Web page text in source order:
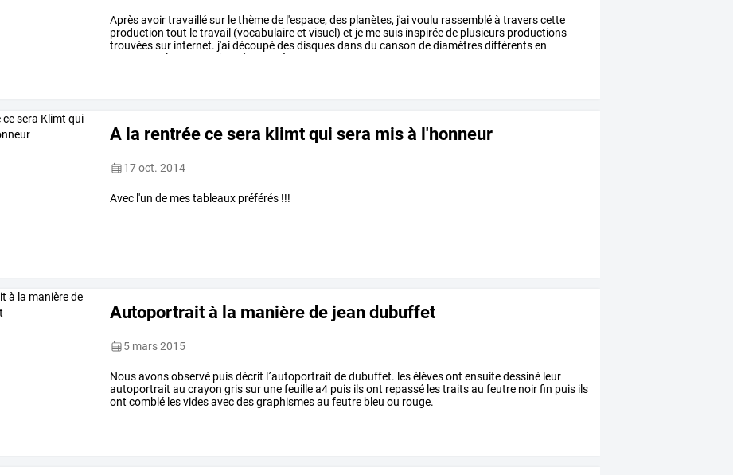
Aprèsavoirtravaillésur lethèmede l'espace,des planètes, j'aivoulu rassembléà traverscette
production tout letravail (vocabulaireet visuel) et je mesuis inspiréede plusieurs productions
trouvéessur internet. j'aidécoupédesdisquesdansdu canson dediamètresdifférentsen
les proportions à près
A la rentrée ce sera klimt qui sera mis à l'honneur
17 oct. 2014
Avec l'un de mes tableaux préférés !!!
Autoportrait à la manière de jean dubuffet
5 mars 2015
Nous avons observé puis décrit l´autoportrait de dubuffet. les élèves ont ensuite dessiné leur
autoportrait au crayon gris sur une feuille a4 puis ils ont repassé les traits au feutre noir fin puis ils
ont comblé les vides avec des graphismes au feutre bleu ou rouge.